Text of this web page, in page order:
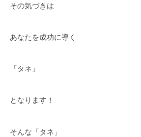
その気づきは
あなたを成功に導く
「タネ」
となります！
そんな「タネ」